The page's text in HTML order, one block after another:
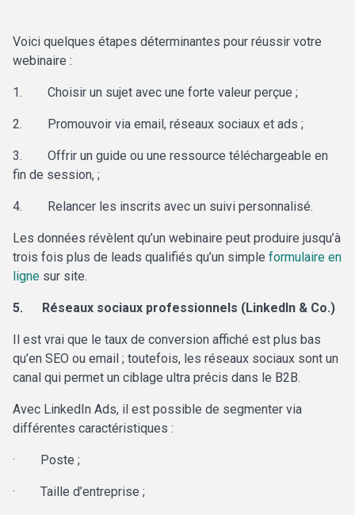
Voici quelques étapes déterminantes pour réussir votre
webinaire :
1. Choisir un sujet avec une forte valeur perçue ;
2. Promouvoir via email, réseaux sociaux et ads ;
3. Offrir un guide ou une ressource téléchargeable en
fin de session, ;
4. Relancer les inscrits avec un suivi personnalisé.
Les données révèlent qu’un webinaire peut produire jusqu’à
trois fois plus de leads qualifiés qu’un simple formulaire en
ligne sur site.
5. Réseaux sociaux professionnels (LinkedIn & Co.)
Il est vrai que le taux de conversion affiché est plus bas
qu’en SEO ou email ; toutefois, les réseaux sociaux sont un
canal qui permet un ciblage ultra précis dans le B2B.
Avec LinkedIn Ads, il est possible de segmenter via
différentes caractéristiques :
· Poste ;
· Taille d’entreprise ;